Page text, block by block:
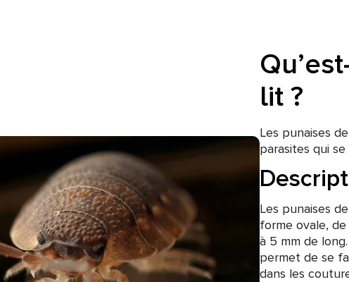
lit ?
Les punaises
parasites qui
Les punaises
forme ovale,
à 5 mm de
permet de se
dans les